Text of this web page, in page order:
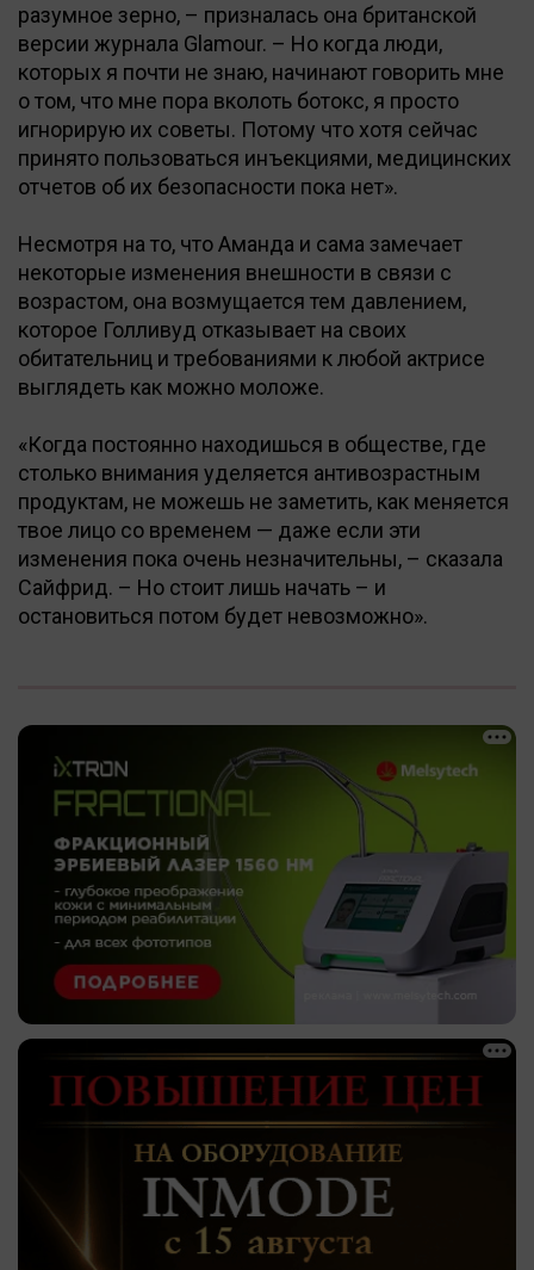
разумное зерно, – призналась она британской
версии журнала Glamour. – Но когда люди,
которых я почти не знаю, начинают говорить мне
о том, что мне пора вколоть ботокс, я просто
игнорирую их советы. Потому что хотя сейчас
принято пользоваться инъекциями, медицинских
отчетов об их безопасности пока нет».
Несмотря на то, что Аманда и сама замечает
некоторые изменения внешности в связи с
возрастом, она возмущается тем давлением,
которое Голливуд отказывает на своих
обитательниц и требованиями к любой актрисе
выглядеть как можно моложе.
«Когда постоянно находишься в обществе, где
столько внимания уделяется антивозрастным
продуктам, не можешь не заметить, как меняется
твое лицо со временем — даже если эти
изменения пока очень незначительны, – сказала
Сайфрид. – Но стоит лишь начать – и
остановиться потом будет невозможно».